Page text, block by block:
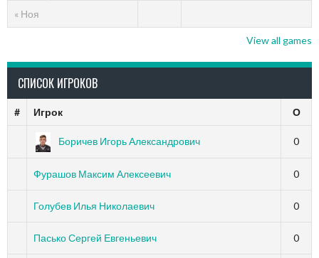
« Ноя
View all games
СПИСОК ИГРОКОВ
# Игрок О
Боричев Игорь Александрович 0
Фурашов Максим Алексеевич 0
Голубев Илья Николаевич 0
Пасько Сергей Евгеньевич 0